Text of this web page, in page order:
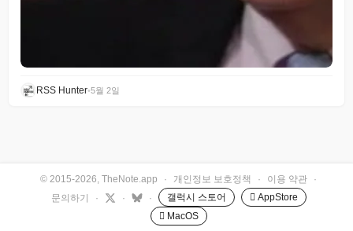
RSS Hunter•5월 2일
© 2015-2026, TheNote.app · 개인정보 보호정책 · 이용 약관
·
문의하기
· · · 갤럭시 스토어
 AppStore
 MacOS